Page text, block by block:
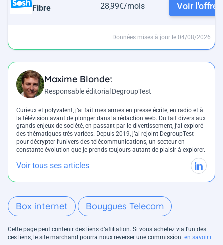
Fibre
28,99€/mois Voir l'offre
Données mises à jour le 04/08/2026
Maxime Blondet
Responsable éditorial DegroupTest
Curieux et polyvalent, j’ai fait mes armes en presse écrite, en radio et à
la télévision avant de plonger dans la rédaction web. Du fait divers aux
grands enjeux de société, en passant par le divertissement, j’ai exploré
des thématiques très variées. Depuis 2019, j’ai rejoint DegroupTest
pour décrypter l’univers des télécommunications, un secteur en
constante évolution que je prends toujours autant de plaisir à explorer.
Voir tous ses articles
Box internet Bouygues Telecom
Cette page peut contenir des liens d’affiliation. Si vous achetez via l'un des
ces liens, le site marchand pourra nous reverser une commission. en savoir+